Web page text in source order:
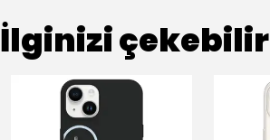
İlginizi çekebilir